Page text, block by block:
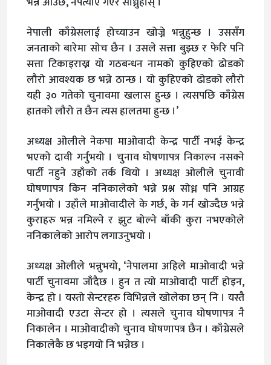
नेपाली काँग्रेसलाई होच्याउन खोज्ने भन्नुहुन्छ । उससँग
जनताको बारेमा सोच छैन । उसले सत्ता बुझ्छ र फेरि पनि
सत्ता टिकाइराख्न यो गठबन्धन नामको कुहिएको ढोडको
लौरो आवश्यक छ भन्ने ठान्छ । यो कुहिएको ढोडको लौरो
यही ३० गतेको चुनावमा खलास हुन्छ । त्यसपछि काँग्रेस
हातको लौरो त छैन त्यस हालतमा हुन्छ ।’
अध्यक्ष ओलीले नेकपा माओवादी केन्द्र पार्टी नभई केन्द्र
भएको दावी गर्नुभयो । चुनाव घोषणापत्र निकाल्न नसक्ने
पार्टी नहुने उहाँको तर्क थियो । अध्यक्ष ओलीले चुनावी
घोषणापत्र किन ननिकालेको भन्ने प्रश्न सोध्न पनि आग्रह
गर्नुभयो । उहाँले माओवादीले के गर्छ, के गर्न खोज्दैछ भन्ने
कुराहरु भन्न नमिल्ने र झुट बोल्ने बाँकी कुरा नभएकोले
ननिकालेको आरोप लगाउनुभयो ।
अध्यक्ष ओलीले भन्नुभयो, ‘नेपालमा अहिले माओवादी भन्ने
पार्टी चुनावमा जाँदैछ । हुन त त्यो माओवादी पार्टी होइन,
केन्द्र हो । यस्तो सेन्टरहरु विभिन्नले खोलेका छन् नि । यस्तै
माओवादी एउटा सेन्टर हो । त्यसले चुनाव घोषणापत्र नै
निकालेन । माओवादीको चुनाव घोषणापत्र छैन । काँग्रेसले
निकालेकै छ भइगयो नि भन्नेछ ।